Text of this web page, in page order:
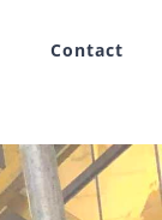
Contact